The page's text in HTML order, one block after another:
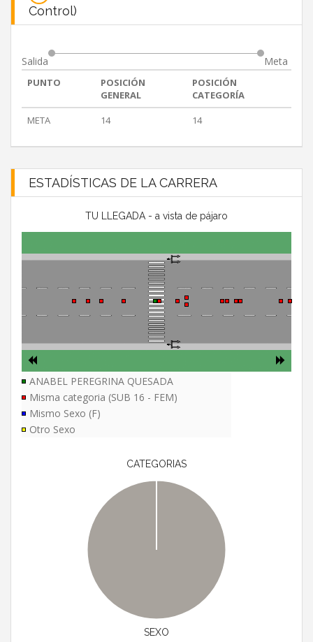
Control)
Salida Meta
PUNTO
POSICIÓN
GENERAL
POSICIÓN
CATEGORÍA
META
14 14
ESTADÍSTICAS DE LA CARRERA
TU LLEGADA - a vista de pájaro
ANABEL PEREGRINA QUESADA
Misma categoria (SUB 16 - FEM)
Mismo Sexo (F)
Otro Sexo
CATEGORIAS
SEXO